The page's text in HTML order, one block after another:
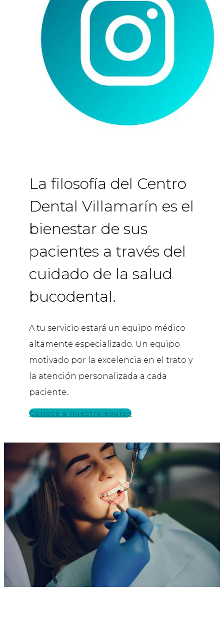
La filosofía del Centro
Dental Villamarín es el
bienestar de sus
pacientes a través del
cuidado de la salud
bucodental.
A tu servicio estará un equipo médico
altamente especializado. Un equipo
motivado por la excelencia en el trato y
la atención personalizada a cada
paciente..
Conoce a nuestro equipo